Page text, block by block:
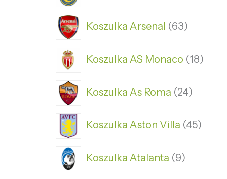
Koszulka Arsenal 63
Koszulka AS Monaco 18
Koszulka As Roma 24
Koszulka Aston Villa 45
Koszulka Atalanta 9